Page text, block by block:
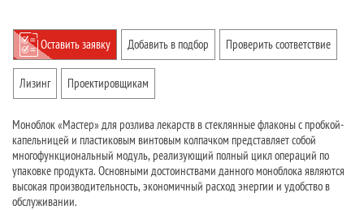
Оставить заявку Добавить в подбор Проверить соответствие
Лизинг Проектировщикам
Моноблок «Мастер» для розлива лекарств в стеклянные флаконы с пробкой-
капельницей и пластиковым винтовым колпачком представляет собой
многофункциональный модуль, реализующий полный цикл операций по
упаковке продукта. Основными достоинствами данного моноблока являются
высокая производительность, экономичный расход энергии и удобство в
обслуживании.